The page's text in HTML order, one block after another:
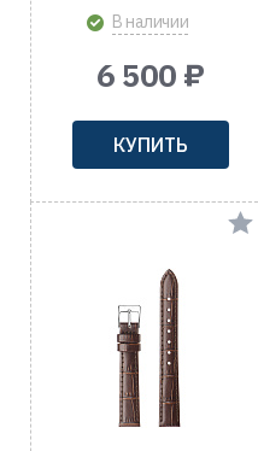
В наличии
6 500 ₽
КУПИТЬ